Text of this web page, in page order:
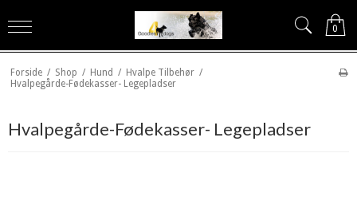
0
Forside / Shop / Hund / Hvalpe Tilbehør /
Hvalpegårde-Fødekasser- Legepladser
Hvalpegårde-Fødekasser- Legepladser